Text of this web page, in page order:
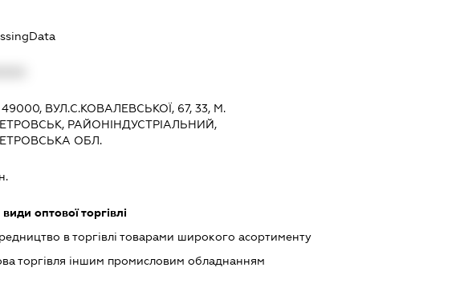
ВУЛ.С.КОВАЛЕВСЬКОЇ, 67, 33, М.
РАЙОНІНДУСТРІАЛЬНИЙ,
ОБЛ.
оптової торгівлі
в торгівлі товарами широкого асортименту
торгівля іншим промисловим обладнанням